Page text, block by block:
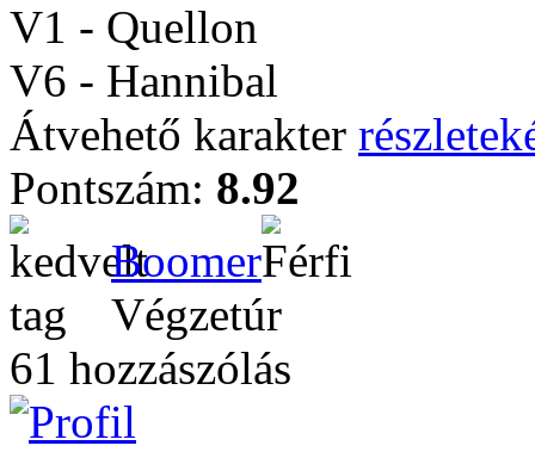
V1 - Quellon
V6 - Hannibal
Átvehető karakter
Pontszám: 8.92
Boomer
Végzetúr
61 hozzászólás